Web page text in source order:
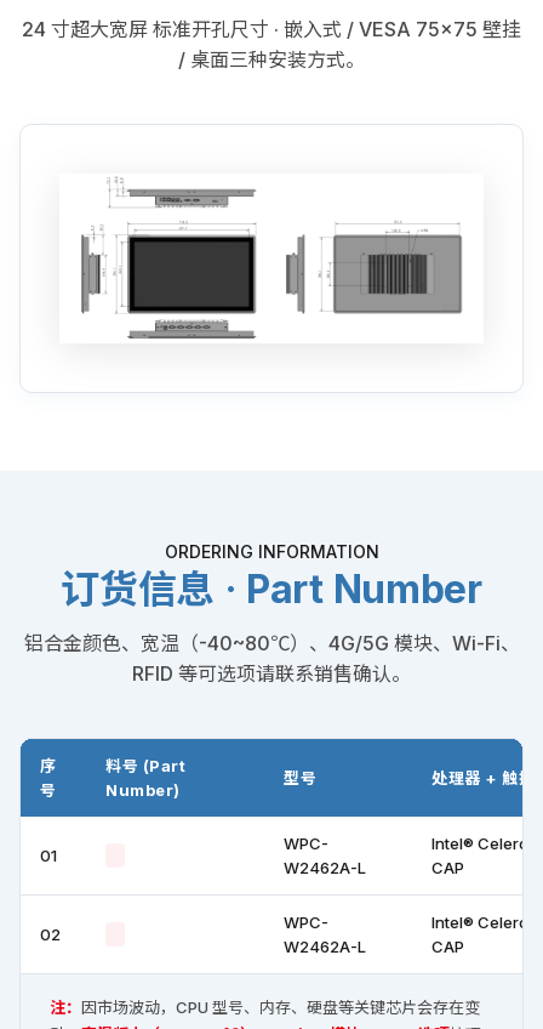
24 寸超大宽屏 标准开孔尺寸 · 嵌入式 / VESA 75×75 壁挂
/ 桌面三种安装方式。
ORDERING INFORMATION
订货信息 · Part Number
铝合金颜色、宽温（-40~80℃）、4G/5G 模块、Wi-Fi、
RFID 等可选项请联系销售确认。
序
号
料号 (Part
Number)
型号 处理器 + 触摸
01
WPC-
W2462A-L
Intel® Celeron
CAP
02
WPC-
W2462A-L
Intel® Celeron
CAP
注： 因市场波动，CPU 型号、内存、硬盘等关键芯片会存在变